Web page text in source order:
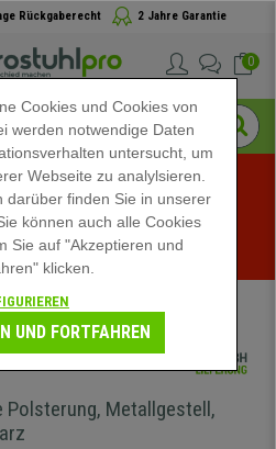
Rückgaberecht 2 Jahre Garantie
0
bei buerostuhlpro! Exklusive
Zeit - Aktion ansehen -
Polsterung, Metallgestell,
Cookies und Cookies von
werden notwendige Daten
untersucht, um
Webseite zu analylsieren.
darüber finden Sie in unserer
Sie können auch alle Cookies
Sie auf "Akzeptieren und
klicken.
UND FORTFAHREN